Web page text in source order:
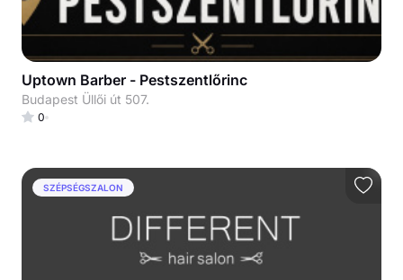
Uptown Barber - Pestszentlőrinc
Budapest Üllői út 507.
0
SZÉPSÉGSZALON